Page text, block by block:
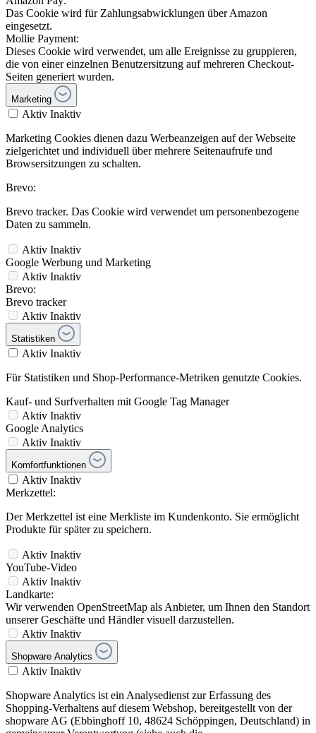
Das Cookie wird für Zahlungsabwicklungen über Amazon
eingesetzt.
Mollie Payment:
Dieses Cookie wird verwendet, um alle Ereignisse zu gruppieren,
die von einer einzelnen Benutzersitzung auf mehreren Checkout-
Seiten generiert wurden.
Marketing
Aktiv Inaktiv
Marketing Cookies dienen dazu Werbeanzeigen auf der Webseite
zielgerichtet und individuell über mehrere Seitenaufrufe und
Browsersitzungen zu schalten.
Brevo:
Brevo tracker. Das Cookie wird verwendet um personenbezogene
Daten zu sammeln.
Aktiv Inaktiv
Google Werbung und Marketing
Aktiv Inaktiv
Brevo:
Brevo tracker
Aktiv Inaktiv
Statistiken
Aktiv Inaktiv
Für Statistiken und Shop-Performance-Metriken genutzte Cookies.
Kauf- und Surfverhalten mit Google Tag Manager
Aktiv Inaktiv
Google Analytics
Aktiv Inaktiv
Komfortfunktionen
Aktiv Inaktiv
Merkzettel:
Der Merkzettel ist eine Merkliste im Kundenkonto. Sie ermöglicht
Produkte für später zu speichern.
Aktiv Inaktiv
YouTube-Video
Aktiv Inaktiv
Landkarte:
Wir verwenden OpenStreetMap als Anbieter, um Ihnen den Standort
unserer Geschäfte und Händler visuell darzustellen.
Aktiv Inaktiv
Shopware Analytics
Aktiv Inaktiv
Shopware Analytics ist ein Analysedienst zur Erfassung des
Shopping-Verhaltens auf diesem Webshop, bereitgestellt von der
shopware AG (Ebbinghoff 10, 48624 Schöppingen, Deutschland) in